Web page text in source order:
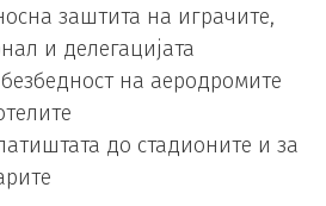
заштита на играчите,
и делегацијата
на аеродромите
до стадионите и за